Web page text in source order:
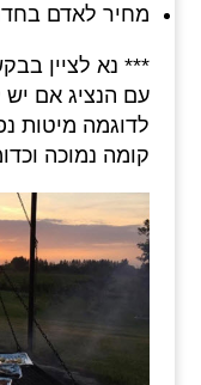
מחיר לאדם בחדר
*** נא לציין
עם הנציג אם יש
לדוגמה מיטות
קומה נמוכה